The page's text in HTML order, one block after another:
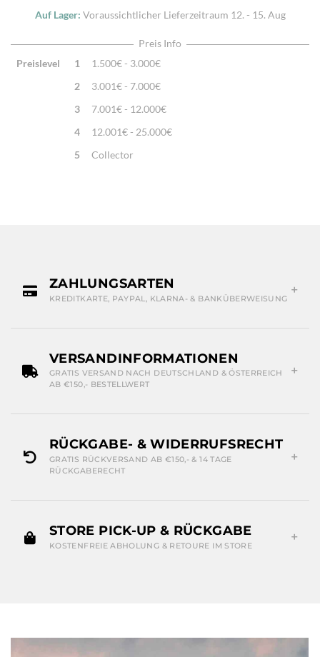
Auf Lager: Voraussichtlicher Lieferzeitraum 12. - 15. Aug
Preis Info
Preislevel
1
1.500€ - 3.000€
2
3.001€ - 7.000€
3
7.001€ - 12.000€
4
12.001€ - 25.000€
5
Collector
ZAHLUNGSARTEN
KREDITKARTE, PAYPAL, KLARNA- & BANKÜBERWEISUNG
VERSANDINFORMATIONEN
GRATIS VERSAND NACH DEUTSCHLAND & ÖSTERREICH
AB €150,- BESTELLWERT
RÜCKGABE- & WIDERRUFSRECHT
GRATIS RÜCKVERSAND AB €150,- & 14 TAGE
RÜCKGABERECHT
STORE PICK-UP & RÜCKGABE
KOSTENFREIE ABHOLUNG & RETOURE IM STORE